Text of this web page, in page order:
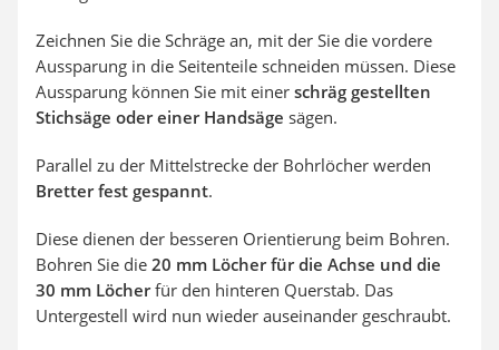
Zeichnen Sie die Schräge an, mit der Sie die vordere
Aussparung in die Seitenteile schneiden müssen. Diese
Aussparung können Sie mit einer schräg gestellten
Stichsäge oder einer Handsäge sägen.
Parallel zu der Mittelstrecke der Bohrlöcher werden
Bretter fest gespannt.
Diese dienen der besseren Orientierung beim Bohren.
Bohren Sie die 20 mm Löcher für die Achse und die
30 mm Löcherfür den hinteren Querstab. Das
Untergestell wird nun wieder auseinander geschraubt.